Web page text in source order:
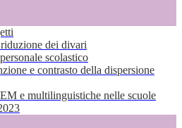
dei divari
scolastico
e contrasto della dispersione
e multilinguistiche nelle scuole